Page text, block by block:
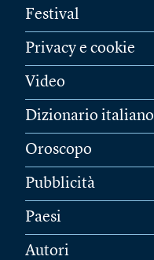
Festival
Privacy e cookie
Video
Dizionario italiano
Oroscopo
Pubblicità
Paesi
Autori